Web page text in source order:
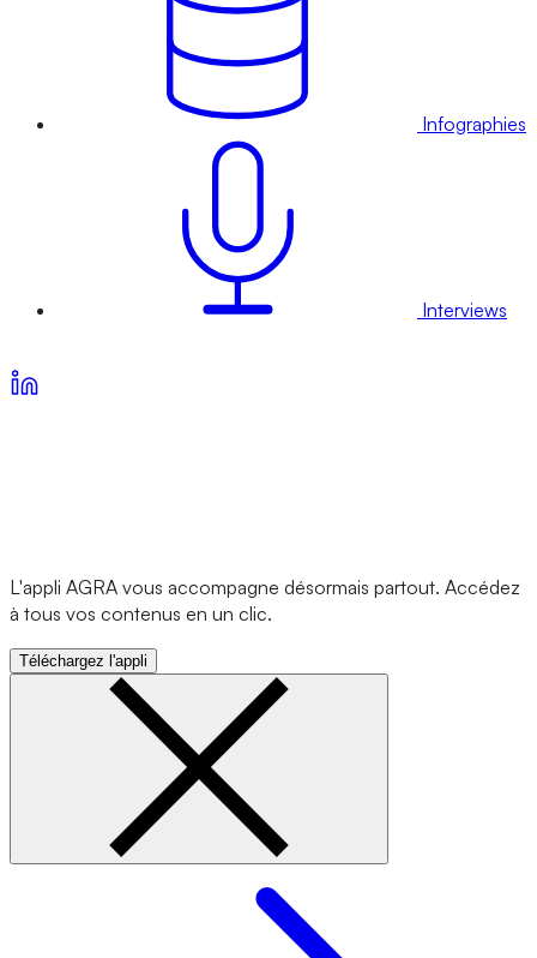
Infographies
Interviews
L'appli AGRA vous accompagne désormais partout. Accédez
à tous vos contenus en un clic.
Téléchargez l'appli